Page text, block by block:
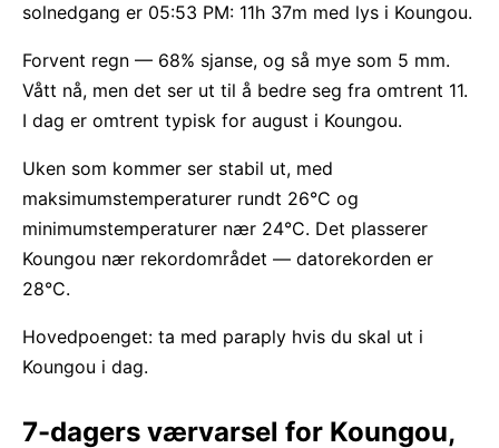
solnedgang er 05:53 PM: 11h 37m med lys i Koungou.
Forvent regn — 68% sjanse, og så mye som 5 mm.
Vått nå, men det ser ut til å bedre seg fra omtrent 11.
I dag er omtrent typisk for august i Koungou.
Uken som kommer ser stabil ut, med
maksimumstemperaturer rundt 26°C og
minimumstemperaturer nær 24°C. Det plasserer
Koungou nær rekordområdet — datorekorden er
28°C.
Hovedpoenget: ta med paraply hvis du skal ut i
Koungou i dag.
7-dagers værvarsel for Koungou,